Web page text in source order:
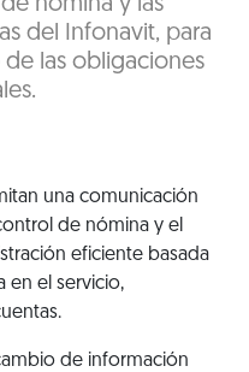
del Infonavit, para
las obligaciones
una comunicación
de nómina y el
eficiente basada
en el servicio,
de información